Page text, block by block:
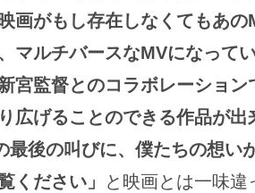
画がもし存在しなくてもあ
マルチバースなMVになって
宮監督とのコラボレーショ
広げることのできる作品が
最後の叫びに、僕たちの想い
ください」
と映画とは一味